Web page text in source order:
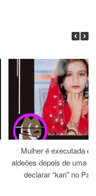
Mulher é executada
aldeões depois de uma
declarar “kari” no